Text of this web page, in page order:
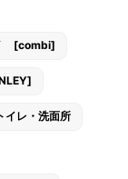
[combi]
イレ・洗面所